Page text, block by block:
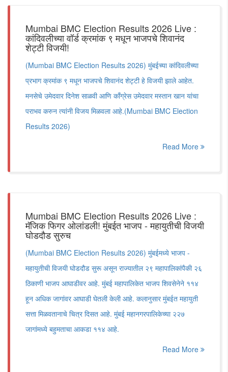
Mumbai BMC Election Results 2026 Live :
कांदिवलीच्या वॉर्ड क्रमांक ९ मधून भाजपचे शिवानंद
शेट्टी विजयी!
(Mumbai BMC Election Results 2026) मुंबईच्या कांदिवलीच्या
प्रभाग क्रमांक ९ मधून भाजपचे शिवानंद शेट्टी हे विजयी झाले आहेत.
मनसेचे उमेदवार दिनेश साळवी आणि काँग्रेस उमेदवार मस्तान खान यांचा
पराभव करुन त्यांनी विजय मिळवला आहे.(Mumbai BMC Election
Results 2026)
Read More
Mumbai BMC Election Results 2026 Live :
मॅजिक फिगर ओलांडली! मुंबईत भाजप - महायुतीची विजयी
घोडदौड सुरुच
(Mumbai BMC Election Results 2026) मुंबईमध्ये भाजप -
महायुतीची विजयी घोडदौड सुरू असून राज्यातील २९ महापालिकांपैकी २६
ठिकाणी भाजप आघाडीवर आहे. मुंबई महापालिकेत भाजप शिवसेनेने ११४
हून अधिक जागांवर आघाडी घेतली केली आहे. कलानुसार मुंबईत महायुती
सत्ता मिळवतानाचे चित्र दिसत आहे. मुंबई महानगरपालिकेच्या २२७
जागांमध्ये बहुमताचा आकडा ११४ आहे.
Read More